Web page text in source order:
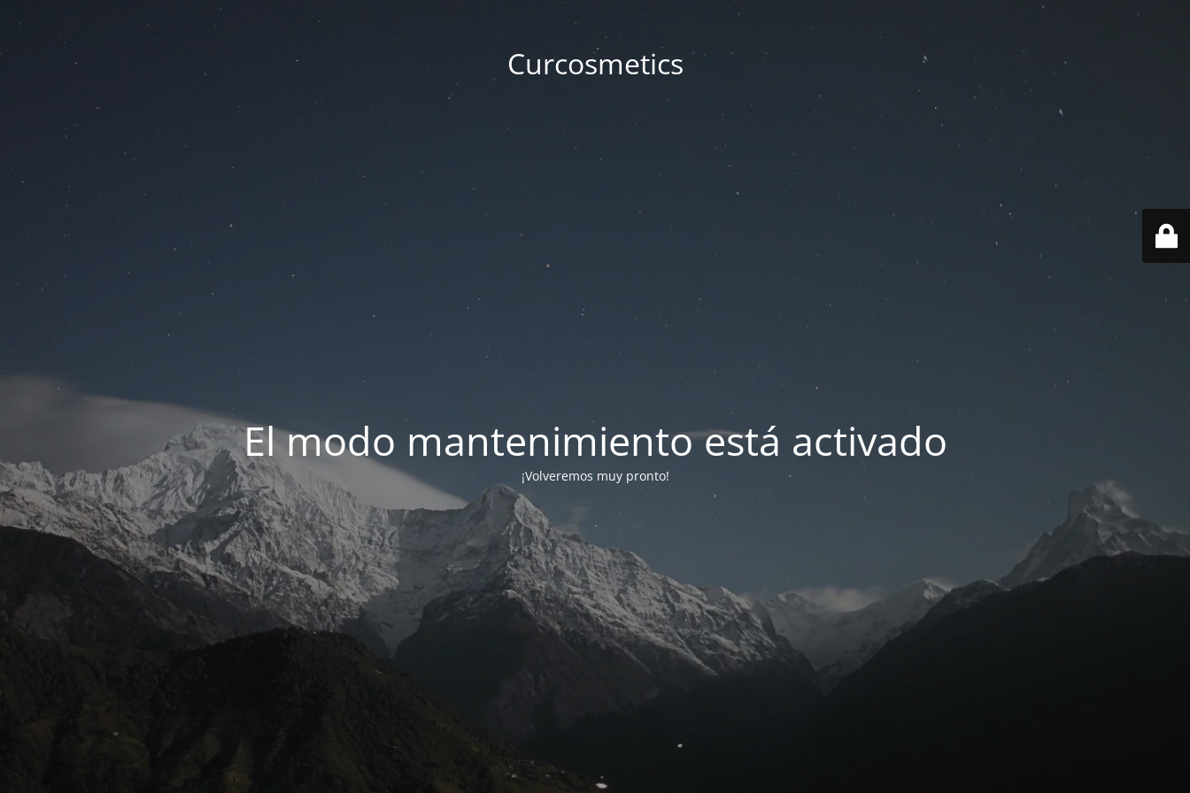
Curcosmetics
El modo mantenimiento está activado
¡Volveremos muy pronto!